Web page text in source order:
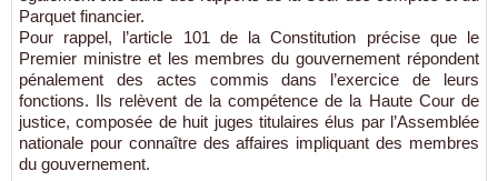
Parquet financier.
Pour rappel, l’article 101 de la Constitution précise que le
Premier ministre et les membres du gouvernement répondent
pénalement des actes commis dans l’exercice de leurs
fonctions. Ils relèvent de la compétence de la Haute Cour de
justice, composée de huit juges titulaires élus par l’Assemblée
nationale pour connaître des affaires impliquant des membres
du gouvernement.